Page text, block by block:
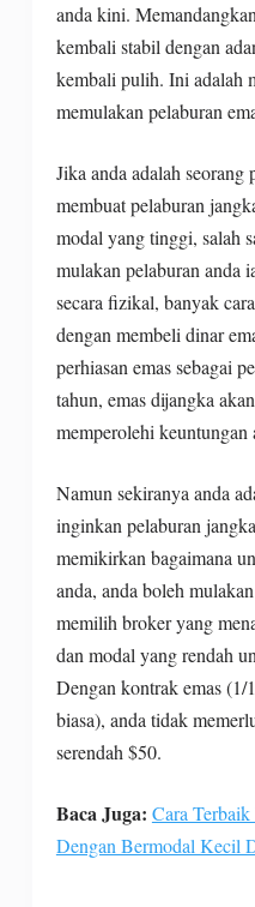
anda kini.
kembali stabil dengan
kembali pulih. Ini adalah
memulakan pelaburan
Jika anda adalah
membuat pelaburan
modal yang tinggi, salah
mulakan pelaburan anda
secara fizikal, banyak
dengan membeli dinar
perhiasan emas sebagai
tahun, emas dijangka
memperolehi
Namun sekiranya anda
inginkan pelaburan
memikirkan bagaimana
anda, anda boleh
memilih broker yang
dan modal yang rendah
Dengan kontrak emas
biasa), anda tidak
serendah $50.
Baca Juga: Cara
Dengan Bermodal Kecil